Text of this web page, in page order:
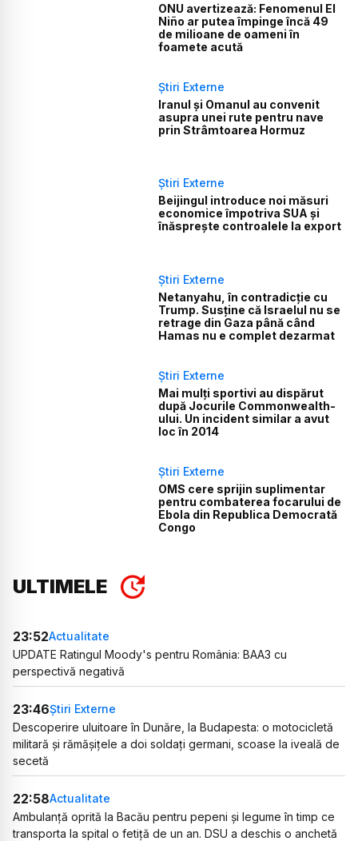
ONU avertizează: Fenomenul El
Niño ar putea împinge încă 49
de milioane de oameni în
foamete acută
Știri Externe
Iranul și Omanul au convenit
asupra unei rute pentru nave
prin Strâmtoarea Hormuz
Știri Externe
Beijingul introduce noi măsuri
economice împotriva SUA și
înăsprește controalele la export
Știri Externe
Netanyahu, în contradicție cu
Trump. Susține că Israelul nu se
retrage din Gaza până când
Hamas nu e complet dezarmat
Știri Externe
Mai mulți sportivi au dispărut
după Jocurile Commonwealth-
ului. Un incident similar a avut
loc în 2014
Știri Externe
OMS cere sprijin suplimentar
pentru combaterea focarului de
Ebola din Republica Democrată
Congo
ULTIMELE
23:52Actualitate
UPDATE Ratingul Moody's pentru România: BAA3 cu
perspectivă negativă
23:46Știri Externe
Descoperire uluitoare în Dunăre, la Budapesta: o motocicletă
militară și rămășițele a doi soldați germani, scoase la iveală de
secetă
22:58Actualitate
Ambulanță oprită la Bacău pentru pepeni și legume în timp ce
transporta la spital o fetiță de un an. DSU a deschis o anchetă